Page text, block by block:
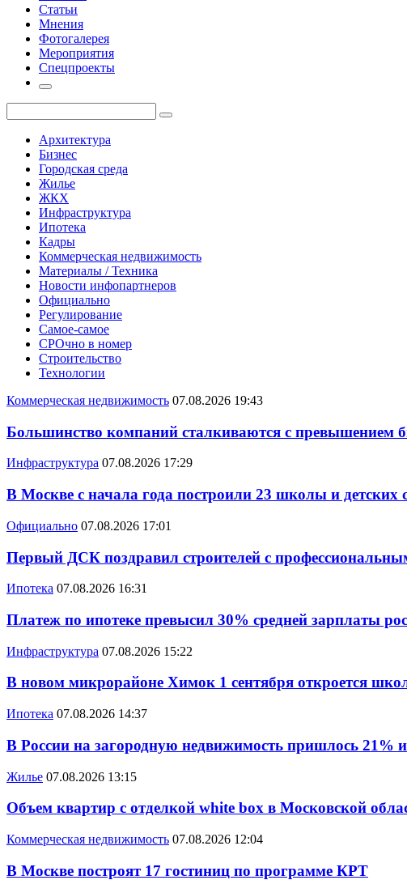
Статьи
Мнения
Фотогалерея
Мероприятия
Спецпроекты
Архитектура
Бизнес
Городская среда
Жилье
ЖКХ
Инфраструктура
Ипотека
Кадры
Коммерческая недвижимость
Материалы / Техника
Новости инфопартнеров
Официально
Регулирование
Самое-самое
СРОчно в номер
Строительство
Технологии
Коммерческая недвижимость 07.08.2026 19:43
Большинство компаний сталкиваются с превышением
Инфраструктура 07.08.2026 17:29
В Москве с начала года построили 23 школы и детских
Официально 07.08.2026 17:01
Первый ДСК поздравил строителей с
Ипотека 07.08.2026 16:31
Платеж по ипотеке превысил 30% средней зарплаты
Инфраструктура 07.08.2026 15:22
В новом микрорайоне Химок 1 сентября откроется
Ипотека 07.08.2026 14:37
В России на загородную недвижимость пришлось 21%
Жилье 07.08.2026 13:15
Объем квартир с отделкой white box в Московской
Коммерческая недвижимость 07.08.2026 12:04
В Москве построят 17 гостиниц по программе КРТ